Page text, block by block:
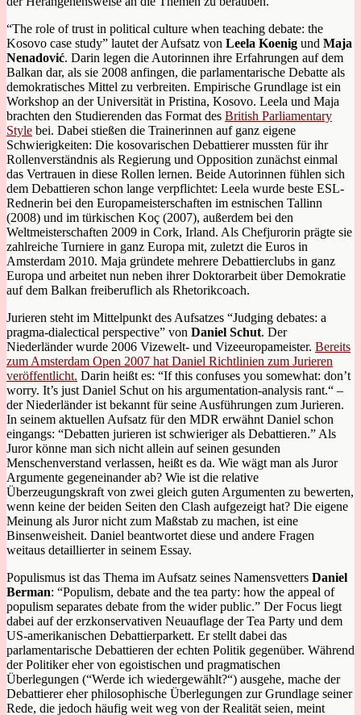
“The role of trust in political culture when teaching debate: the
Kosovo case study” lautet der Aufsatz von Leela Koenig und Maja
Nenadović. Darin legen die Autorinnen ihre Erfahrungen auf dem
Balkan dar, als sie 2008 anfingen, die parlamentarische Debatte als
demokratisches Mittel zu verbreiten. Empirische Grundlage ist ein
Workshop an der Universität in Pristina, Kosovo. Leela und Maja
brachten den Studierenden das Format des British Parliamentary
Style bei. Dabei stießen die Trainerinnen auf ganz eigene
Schwierigkeiten: Die kosovarischen Debattierer mussten für ihr
Rollenverständnis als Regierung und Opposition zunächst einmal
das Vertrauen in diese Rollen lernen. Beide Autorinnen fühlen sich
dem Debattieren schon lange verpflichtet: Leela wurde beste ESL-
Rednerin bei den Europameisterschaften im estnischen Tallinn
(2008) und im türkischen Koç (2007), außerdem bei den
Weltmeisterschaften 2009 in Cork, Irland. Als Chefjurorin prägte sie
zahlreiche Turniere in ganz Europa mit, zuletzt die Euros in
Amsterdam 2010. Maja gründete mehrere Debattierclubs in ganz
Europa und arbeitet nun neben ihrer Doktorarbeit über Demokratie
auf dem Balkan freiberuflich als Rhetorikcoach.
Jurieren steht im Mittelpunkt des Aufsatzes “Judging debates: a
pragma-dialectical perspective” von Daniel Schut. Der
Niederländer wurde 2006 Vizewelt- und Vizeeuropameister. Bereits
zum Amsterdam Open 2007 hat Daniel Richtlinien zum Jurieren
veröffentlicht. Darin heißt es: “If this confuses you somewhat: don’t
worry. It’s just Daniel Schut on his argumentation-analysis rant.“ –
der Niederländer ist bekannt für seine Ausführungen zum Jurieren.
In seinem aktuellen Aufsatz für den MDR erwähnt Daniel schon
eingangs: “Debatten jurieren ist schwieriger als Debattieren.” Als
Juror könne man sich nicht allein auf seinen gesunden
Menschenverstand verlassen, heißt es da. Wie wägt man als Juror
Argumente gegeneinander ab? Wie ist die relative
Überzeugungskraft von zwei gleich guten Argumenten zu bewerten,
wenn keine der beiden Seiten den Clash aufgezeigt hat? Die eigene
Meinung als Juror nicht zum Maßstab zu machen, ist eine
Binsenweisheit. Daniel beantwortet diese und andere Fragen
weitaus detaillierter in seinem Essay.
Populismus ist das Thema im Aufsatz seines Namensvetters Daniel
Berman: “Populism, debate and the tea party: how the appeal of
populism separates debate from the wider public.” Der Focus liegt
dabei auf der erzkonservativen Neuauflage der Tea Party und dem
US-amerikanischen Debattierparkett. Er stellt dabei das
parlamentarische Debattieren der echten Politik gegenüber. Während
der Politiker eher von egoistischen und pragmatischen
Überlegungen (“Werde ich wiedergewählt?“) ausgehe, mache der
Debattierer eher philosophische Überlegungen zur Grundlage seiner
Rede, die jedoch häufig weit weg von der Realität seien, meint